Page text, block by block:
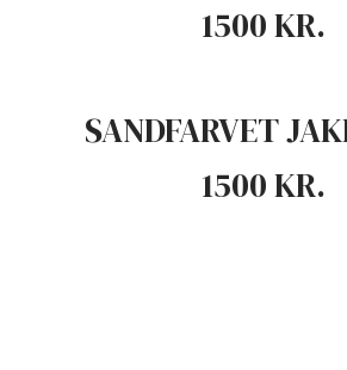
1500 KR. ​
SANDFARVET
1500 KR. ​